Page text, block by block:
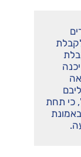
כי תחת